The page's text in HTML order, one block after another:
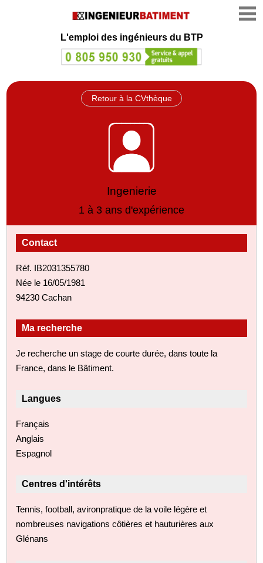
L'emploi des ingénieurs du BTP
Retour à la CVthèque
Ingenierie
1 à 3 ans d'expérience
Contact
Réf. IB2031355780
Née le 16/05/1981
94230 Cachan
Ma recherche
Je recherche un stage de courte durée, dans toute la
France, dans le Bâtiment.
Langues
Français
Anglais
Espagnol
Centres d'intérêts
Tennis, football, avironpratique de la voile légère et
nombreuses navigations côtières et hauturières aux
Glénans